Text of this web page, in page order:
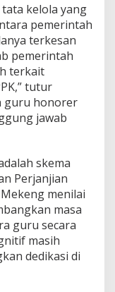
kelola yang
pemerintah
terkesan
pemerintah
terkait
tutur
guru honorer
jawab
skema
Perjanjian
menilai
masa
guru secara
masih
dedikasi di